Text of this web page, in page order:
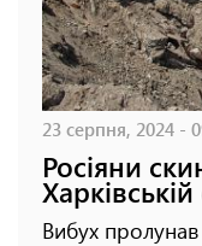
23 серпня, 2024 -
Росіяни
Вибух пролунав